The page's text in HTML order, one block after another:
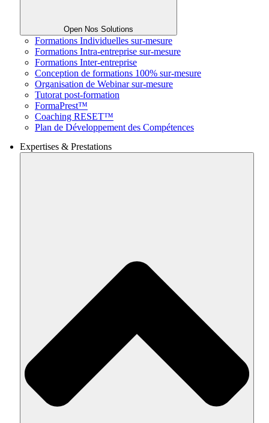
Open Nos Solutions
Formations Individuelles sur-mesure
Formations Intra-entreprise sur-mesure
Formations Inter-entreprise
Conception de formations 100% sur-mesure
Organisation de Webinar sur-mesure
Tutorat post-formation
FormaPrest™
Coaching RESET™
Plan de Développement des Compétences
Expertises & Prestations